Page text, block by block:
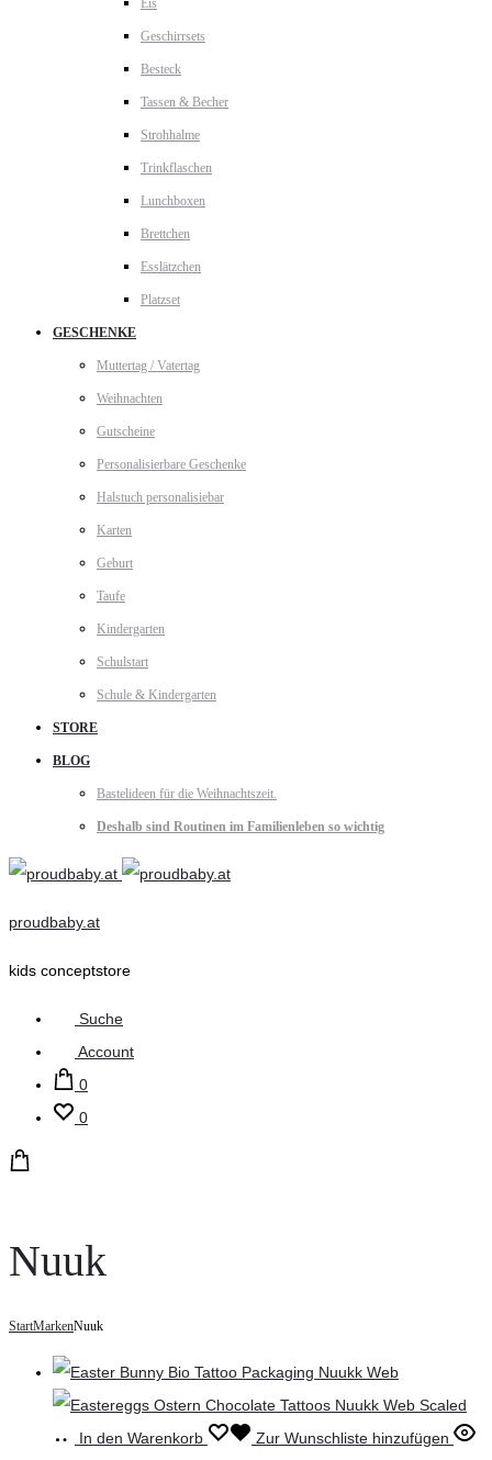
Eis
Geschirrsets
Besteck
Tassen & Becher
Strohhalme
Trinkflaschen
Lunchboxen
Brettchen
Esslätzchen
Platzset
GESCHENKE
Muttertag / Vatertag
Weihnachten
Gutscheine
Personalisierbare Geschenke
Halstuch personalisiebar
Karten
Geburt
Taufe
Kindergarten
Schulstart
Schule & Kindergarten
STORE
BLOG
Bastelideen für die Weihnachtszeit.
Deshalb sind Routinen im Familienleben so wichtig
proudbaby.at
kids conceptstore
Suche
Account
0
0
Nuuk
StartMarkenNuuk
In den Warenkorb Zur Wunschliste hinzufügen